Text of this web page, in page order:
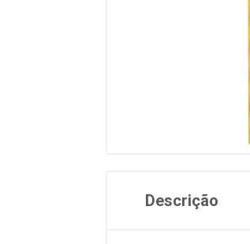
Descrição